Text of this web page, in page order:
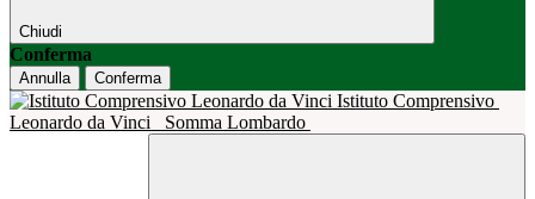
Chiudi
Conferma
Annulla Conferma
Istituto Comprensivo
Leonardo da Vinci
Somma Lombardo